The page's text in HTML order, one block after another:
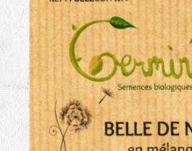
zone sauvage
mare